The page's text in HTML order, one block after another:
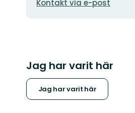
E-
Kontakt via e-post
Jag har varit här
Jag har varit här